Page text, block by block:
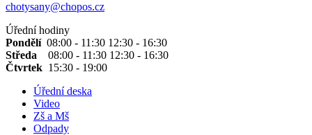
chotysany@chopos.cz
Úřední hodiny
Pondělí 08:00 - 11:30 12:30 - 16:30
Středa 08:00 - 11:30 12:30 - 16:30
Čtvrtek 15:30 - 19:00
Úřední deska
Video
Zš a Mš
Odpady